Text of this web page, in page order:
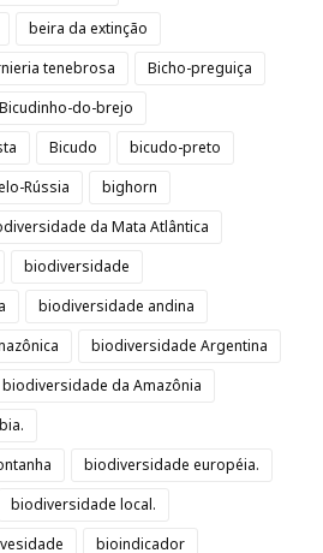
beira da extinção
tenebrosa
Bicho-preguiça
Bicudinho-do-brejo
Bicudo
bicudo-preto
Rússia
bighorn
da Mata Atlântica
biodiversidade
biodiversidade andina
biodiversidade Argentina
biodiversidade da Amazônia
biodiversidade européia.
biodiversidade local.
bioindicador